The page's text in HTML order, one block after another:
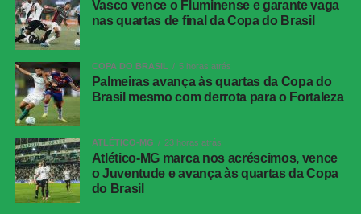
de buscar recuperação na sequência da competição.
WhatsApp
Facebook
Twitter
Messenger
Vasco vence o Fluminense e garante vaga
nas quartas de final da Copa do Brasil
COPA DO BRASIL 5 horas atrás
Palmeiras avança às quartas da Copa do
Brasil mesmo com derrota para o Fortaleza
ATLÉTICO-MG 23 horas atrás
Atlético-MG marca nos acréscimos, vence
o Juventude e avança às quartas da Copa
do Brasil